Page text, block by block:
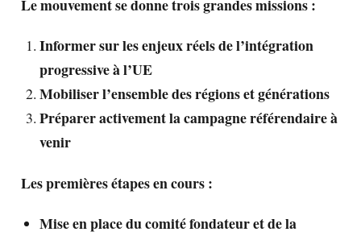
Le mouvement se donne trois grandes missions :
Informer sur les enjeux réels de l’intégration
progressive à l’UE
Mobiliser l’ensemble des régions et générations
Préparer activement la campagne référendaire à
venir
Les premières étapes en cours :
Mise en place du comité fondateur et de la